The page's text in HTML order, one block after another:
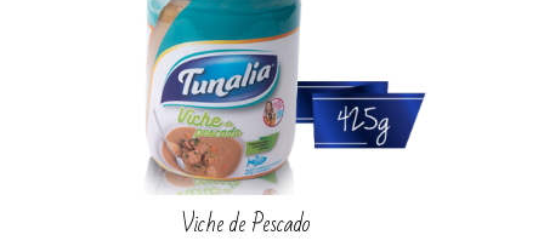
Viche de Pescado